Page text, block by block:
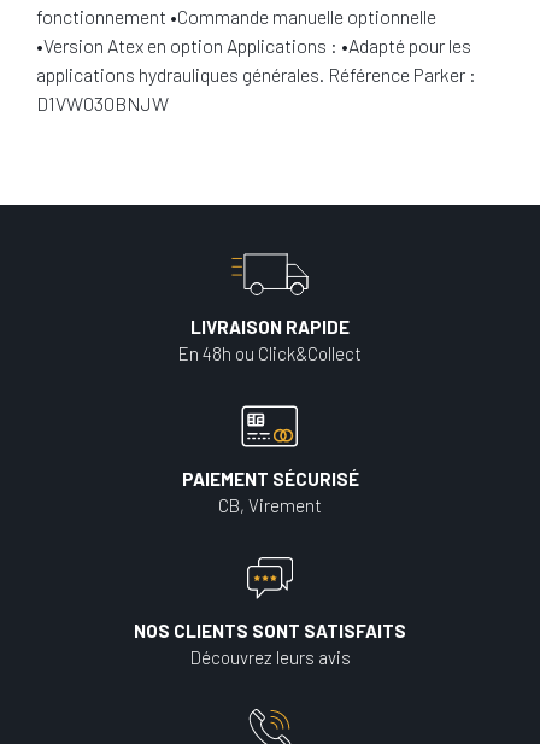
fonctionnement •Commande manuelle optionnelle
•Version Atex en option Applications : •Adapté pour les
applications hydrauliques générales. Référence Parker :
D1VW030BNJW
LIVRAISON RAPIDE
En 48h ou Click&Collect
PAIEMENT SÉCURISÉ
CB, Virement
NOS CLIENTS SONT SATISFAITS
Découvrez leurs avis